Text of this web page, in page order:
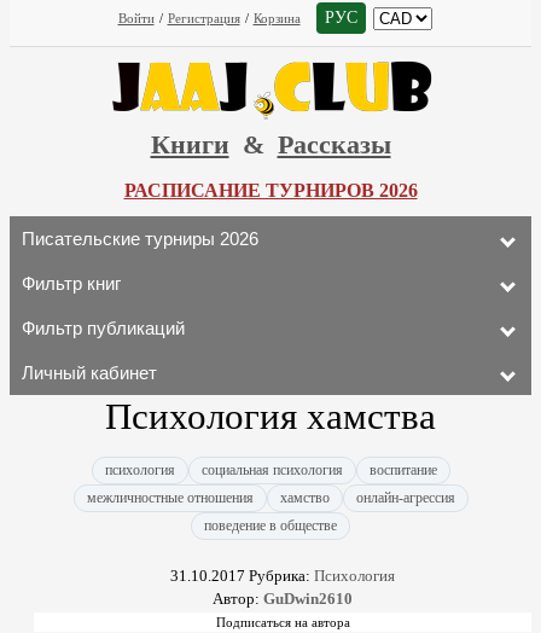
Войти / Регистрация / Корзина РУС
Книги & Рассказы
РАСПИСАНИЕ ТУРНИРОВ 2026
Писательские турниры 2026
Фильтр книг
Фильтр публикаций
Личный кабинет
Психология хамства
психология социальная психология
воспитание
межличностные отношения
хамство
онлайн-агрессия
поведение в обществе
31.10.2017 Рубрика: Психология
Автор: GuDwin2610